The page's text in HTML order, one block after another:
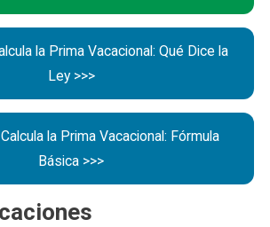
la Prima Vacacional: Qué Dice la
Ley >>>
la Prima Vacacional: Fórmula
Básica >>>